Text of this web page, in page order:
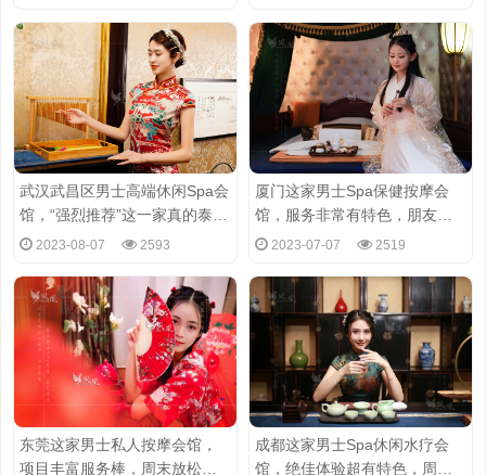
武汉武昌区男士高端休闲Spa会
馆，“强烈推荐”这一家真的泰酷
辣!2023-08-07 2593
厦门这家男士Spa保健按摩会
馆，服务非常有特色，朋友极
力推荐
2023-07-07 2519
东莞这家男士私人按摩会馆，
项目丰富服务棒，周末放松好
成都这家男士Spa休闲水疗会
馆，绝佳体验超有特色，周末